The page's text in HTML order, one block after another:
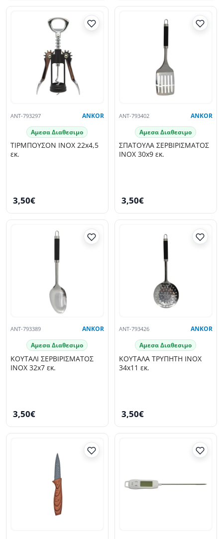
ANT-793297 ANKOR
Αμεσα Διαθεσιμο
ΤΙΡΜΠΟΥΣΟΝ INOX 22x4,5
εκ.
3,50€
ANT-793402 ANKOR
Αμεσα Διαθεσιμο
ΣΠΑΤΟΥΛΑ ΣΕΡΒΙΡΙΣΜΑΤΟΣ
INOX 30x9 εκ.
3,50€
ANT-793389 ANKOR
Αμεσα Διαθεσιμο
ΚΟΥΤΑΛΙ ΣΕΡΒΙΡΙΣΜΑΤΟΣ
INOX 32x7 εκ.
3,50€
ANT-793426 ANKOR
Αμεσα Διαθεσιμο
ΚΟΥΤΑΛΑ ΤΡΥΠΗΤΗ INOX
34x11 εκ.
3,50€